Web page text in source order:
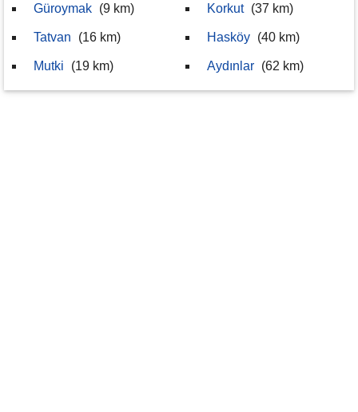
Güroymak (9 km)
Tatvan (16 km)
Mutki (19 km)
Korkut (37 km)
Hasköy (40 km)
Aydınlar (62 km)